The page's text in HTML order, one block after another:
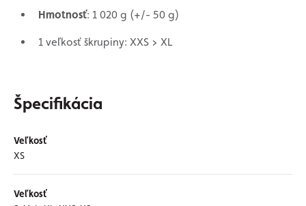
Hmotnosť: 1 020 g (+/- 50 g)
1 veľkosť škrupiny: XXS > XL
Špecifikácia
Veľkosť
XS
Veľkosť